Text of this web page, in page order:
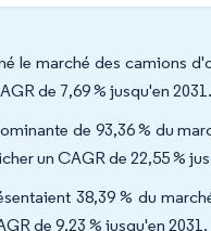
le marché des camions
de 7,69 % jusqu'en 2031.
de 93,36 % du
un CAGR de 22,55 %
38,39 % du
de 9,23 % jusqu'en 2031.